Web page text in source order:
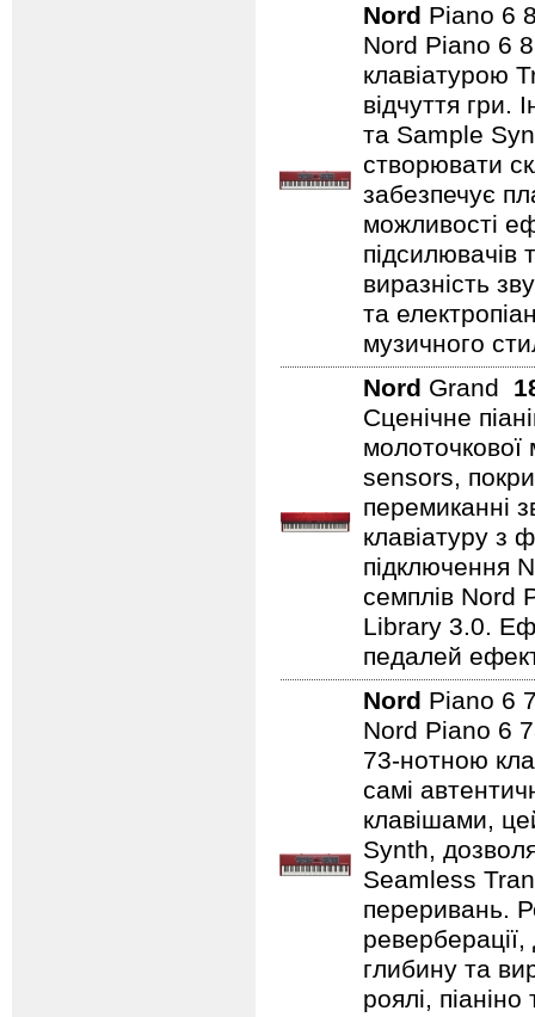
Nord Piano 6
Nord Piano 6
клавіатурою
відчуття
та Sample
створювати
забезпечує
можливості
виразність
та
музичного
Nord Grand
Сценічне
sensors,
перемиканні
клавіатуру з
підключення
семплів Nord
Library 3.0.
педалей
Nord Piano 6
Nord Piano 6
73-нотною
самі
клавішами,
Synth,
Seamless
переривань.
глибину та
роялі,